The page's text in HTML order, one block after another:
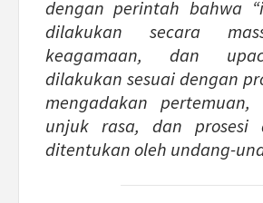
dengan perintah bahwa
dilakukan secara
keagamaan, dan
dilakukan sesuai dengan
mengadakan pertemuan,
unjuk rasa, dan prosesi
ditentukan oleh undang-